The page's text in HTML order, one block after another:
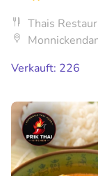
Thais
Verkauft: 226